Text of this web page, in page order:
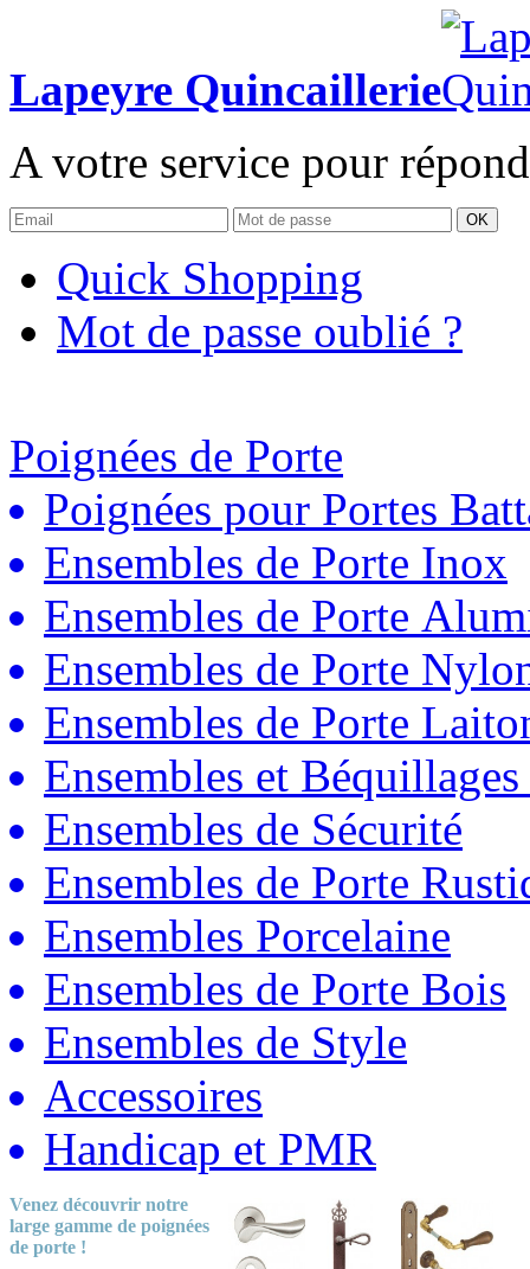
Lapeyre Quincaillerie
A votre service pour
OK
Quick Shopping
Mot de passe oublié ?
Poignées de Porte
Poignées pour Portes
Ensembles de Porte Inox
Ensembles de Porte
Ensembles de Porte
Ensembles de Porte
Ensembles et
Ensembles de Sécurité
Ensembles de Porte
Ensembles Porcelaine
Ensembles de Porte Bois
Ensembles de Style
Accessoires
Handicap et PMR
Venez découvrir notre
large gamme de poignées
de porte !